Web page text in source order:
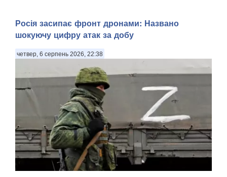
Росія засипає фронт дронами: Названо
шокуючу цифру атак за добу
четвер, 6 серпень 2026, 22:38